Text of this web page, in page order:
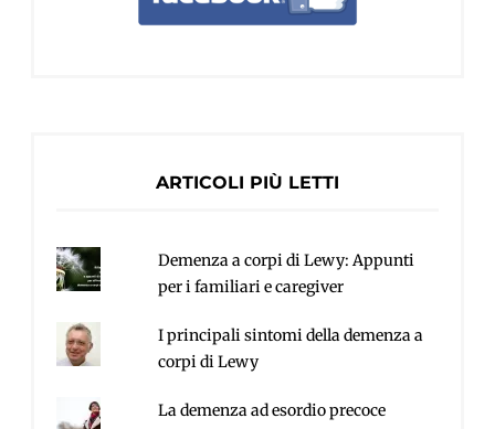
ARTICOLI PIÙ LETTI
Demenza a corpi di Lewy: Appunti
per i familiari e caregiver
I principali sintomi della demenza a
corpi di Lewy
La demenza ad esordio precoce